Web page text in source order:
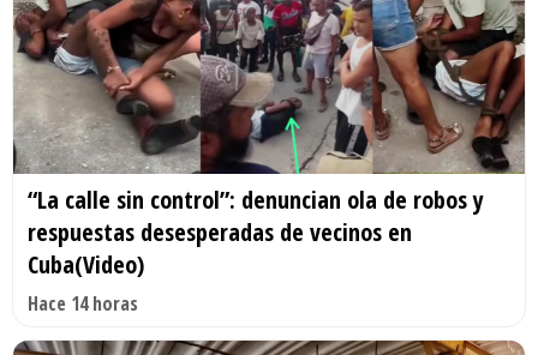
“La calle sin control”: denuncian ola de robos y
respuestas desesperadas de vecinos en
Cuba(Video)
Hace 14 horas